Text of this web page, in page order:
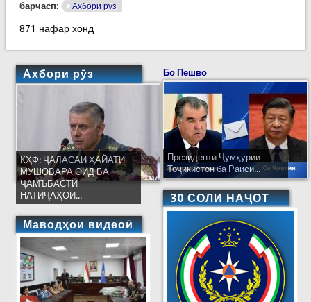
барчасп: Ахбори рӯз
871 нафар хонд
Ахбори рӯз
КҲФ: ҶАЛАСАИ ҲАЙАТИ
МУШОВАРА ОИД БА
ҶАМЪБАСТИ
НАТИҶАҲОИ...
Маводҳои видеоӣ
Бо Пешво
Президенти Ҷумҳурии
Тоҷикистон ба Раиси...
30 СОЛИ НАҶОТ